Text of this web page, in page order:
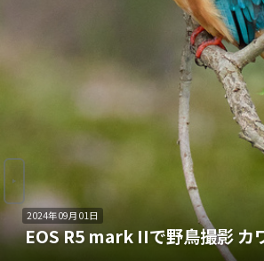
2024年09月01日
EOS R5 mark IIで野鳥撮影 カ